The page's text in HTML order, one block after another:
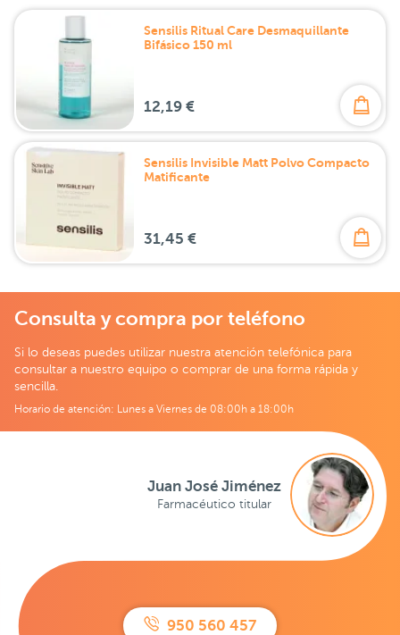
Sensilis Ritual Care Desmaquillante
Bifásico 150 ml
12,19 €
Sensilis Invisible Matt Polvo Compacto
Matificante
31,45 €
Consulta y compra por teléfono
Si lo deseas puedes utilizar nuestra atención telefónica para
consultar a nuestro equipo o comprar de una forma rápida y
sencilla.
Horario de atención: Lunes a Viernes de 08:00h a 18:00h
950 560 457
Juan José Jiménez
Farmacéutico titular